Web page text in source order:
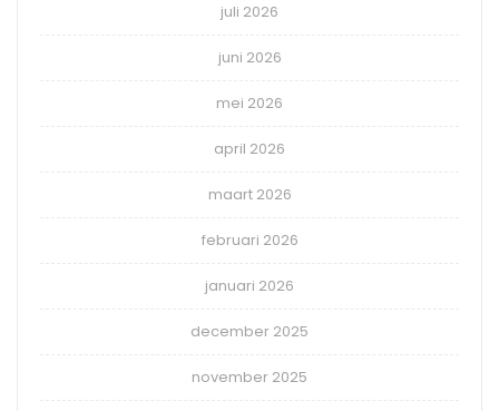
juli 2026
juni 2026
mei 2026
april 2026
maart 2026
februari 2026
januari 2026
december 2025
november 2025